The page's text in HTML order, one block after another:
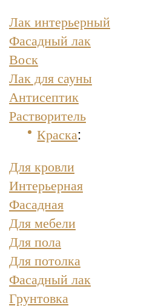
Лак интерьерный
Фасадный лак
Воск
Лак для сауны
Антисептик
Растворитель
Краска:
Для кровли
Интерьерная
Фасадная
Для мебели
Для пола
Для потолка
Фасадный лак
Грунтовка